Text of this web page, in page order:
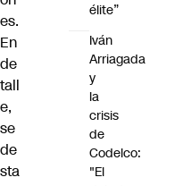
es.
En
de
tall
e,
se
de
sta
élite”
Iván
Arriagada
y
la
crisis
de
Codelco:
"El